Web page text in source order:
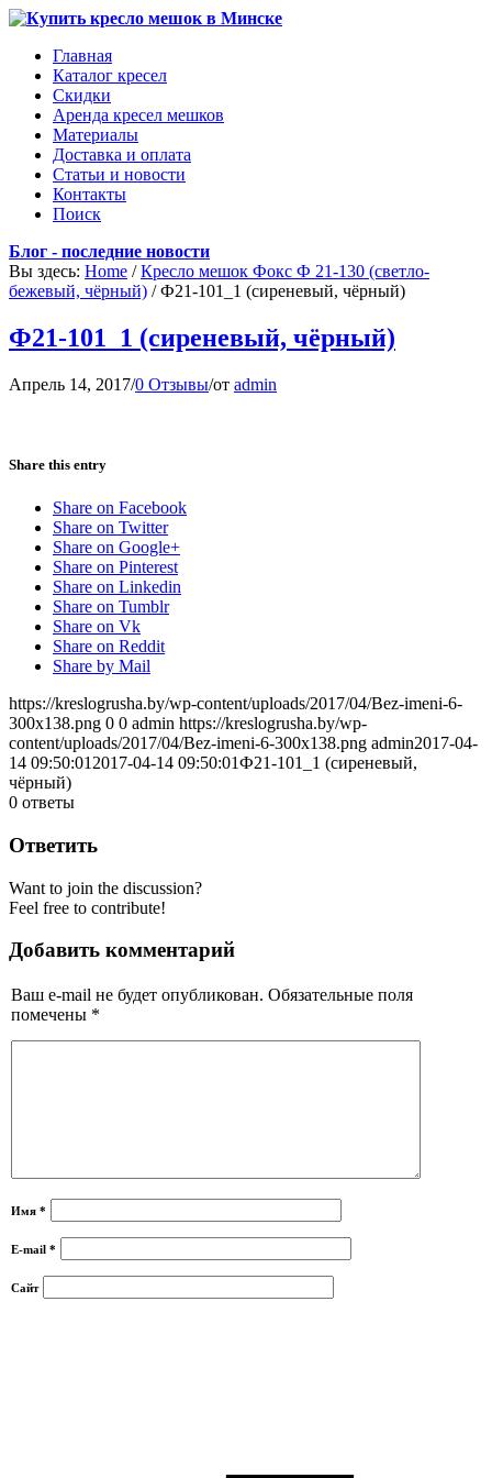
Главная
Каталог кресел
Скидки
Аренда кресел мешков
Материалы
Доставка и оплата
Статьи и новости
Контакты
Поиск
Блог - последние новости
Вы здесь: Home / Кресло мешок Фокс Ф 21-130 (светло-
бежевый, чёрный) / Ф21-101_1 (сиреневый, чёрный)
Ф21-101_1 (сиреневый, чёрный)
Апрель 14, 2017/0 Отзывы/от admin
Share this entry
Share on Facebook
Share on Twitter
Share on Google+
Share on Pinterest
Share on Linkedin
Share on Tumblr
Share on Vk
Share on Reddit
Share by Mail
https://kreslogrusha.by/wp-content/uploads/2017/04/Bez-imeni-6-
300x138.png 0 0 admin https://kreslogrusha.by/wp-
content/uploads/2017/04/Bez-imeni-6-300x138.png admin2017-04-
14 09:50:01 2017-04-14 09:50:01Ф21-101_1 (сиреневый,
чёрный)
0 ответы
Ответить
Want to join the discussion?
Feel free to contribute!
Добавить комментарий
Ваш e-mail не будет опубликован. Обязательные поля
помечены *
Имя *
E-mail *
Сайт